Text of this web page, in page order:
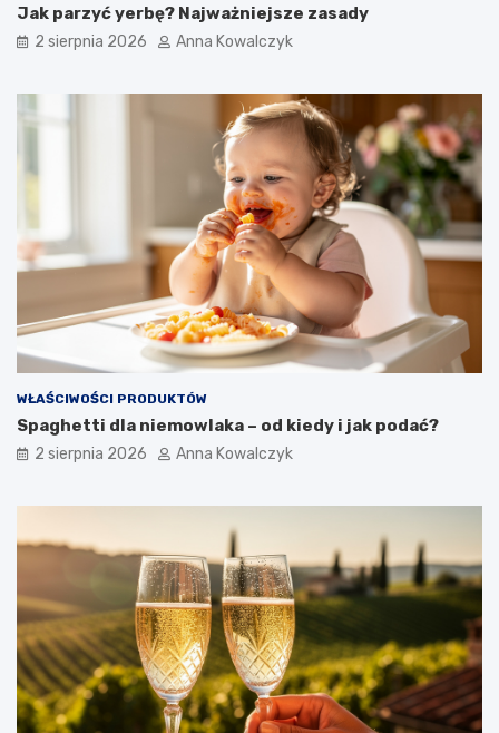
Jak parzyć yerbę? Najważniejsze zasady
2 sierpnia 2026 Anna Kowalczyk
WŁAŚCIWOŚCI PRODUKTÓW
Spaghetti dla niemowlaka – od kiedy i jak podać?
2 sierpnia 2026 Anna Kowalczyk